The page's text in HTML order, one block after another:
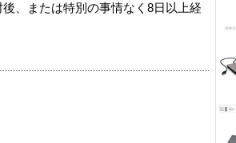
、または特別の事情なく8日以上経